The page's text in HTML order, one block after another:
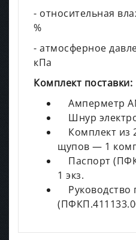
- относительная
%
- атмосферное
кПа
Комплект поставки:
Амперметр
Шнур
Комплект из
щупов — 1
Паспорт
1 экз.
Руководство